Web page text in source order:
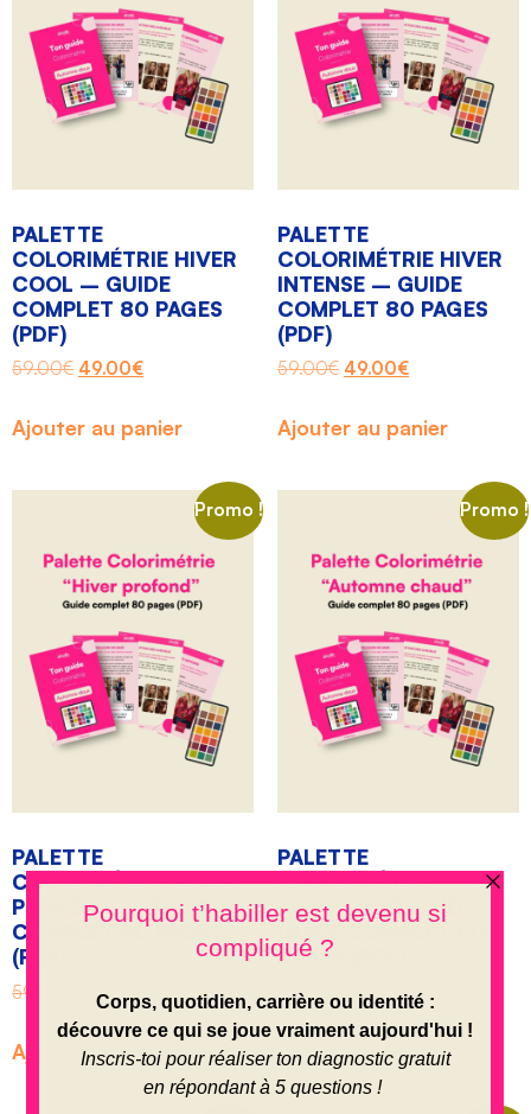
PALETTE
COLORIMÉTRIE HIVER
COOL – GUIDE
COMPLET 80 PAGES
(PDF)
59.00€ 49.00€
Ajouter au panier
PALETTE
COLORIMÉTRIE HIVER
INTENSE – GUIDE
COMPLET 80 PAGES
(PDF)
59.00€ 49.00€
Ajouter au panier
Promo !
PALETTE
COLORIMÉTRIE HIVER
PROFOND – GUIDE
COMPLET 80 PAGES
(PDF)
59.00 49.00
Ajouter au panier
Promo !
PALETTE
COLORIMÉTRIE
AUTOMNE CHAUD –
PAGES (PDF)
59.00 49.00 €
Ajouter au panier